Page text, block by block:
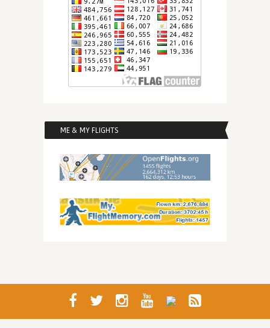
ME & MY FLIGHTS